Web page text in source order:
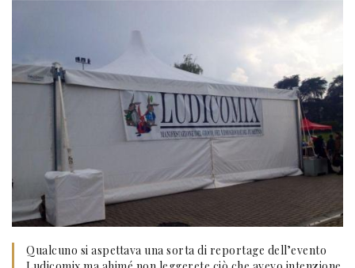
Qualcuno si aspettava una sorta di reportage dell’evento